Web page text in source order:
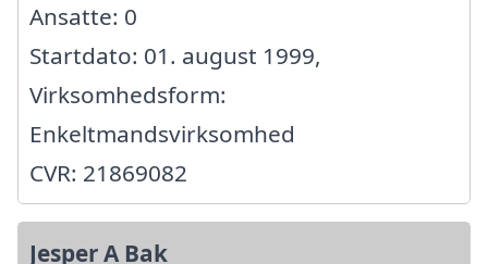
Ansatte: 0
Startdato: 01. august 1999,
Virksomhedsform:
Enkeltmandsvirksomhed
CVR: 21869082
Jesper A Bak